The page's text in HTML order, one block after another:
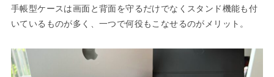
手帳型ケースは画面と背面を守るだけでなくスタンド機能も付
いているものが多く、一つで何役もこなせるのがメリット。